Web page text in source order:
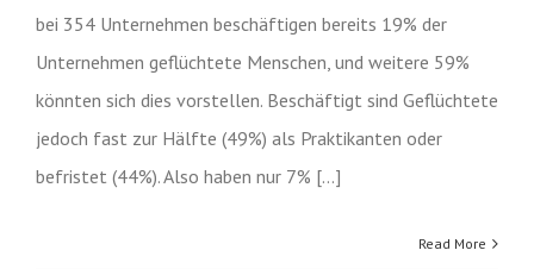
bei 354 Unternehmen beschäftigen bereits 19% der
Unternehmen geflüchtete Menschen, und weitere 59%
könnten sich dies vorstellen. Beschäftigt sind Geflüchtete
jedoch fast zur Hälfte (49%) als Praktikanten oder
befristet (44%). Also haben nur 7% [...]
Read More